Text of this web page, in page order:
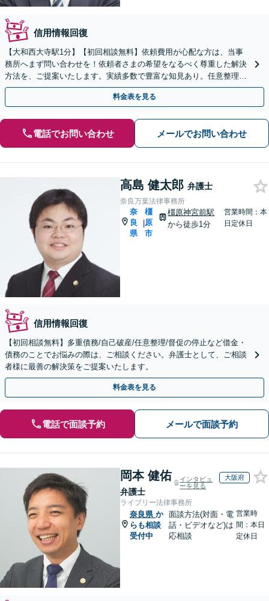
信用情報回復
【大和西大寺駅1分】【初回相談無料】依頼費用が心配な方は、当事
務所へまず問い合わせを！依頼者さまの希望をなるべく尊重した解決
方法を、ご提案いたします。実績多数で豊富な知見あり。任意整理／
自己破産など【休日・夜間対応可】
料金表を見る
電話でお問い合わせ メールでお問い合わせ
高島 健太郎 弁護士
奈良万葉法律事務所
奈
良
県
|
橿
原
市
橿原神宮前駅
から徒歩1分
営業時間：本
日定休日
信用情報回復
【初回相談無料】多重債務/自己破産/任意整理/督促の停止など借金・
債務のことでお悩みの際は、ご相談ください。弁護士として、ご相談
者様に最善の解決策をご提案いたします。
料金表を見る
電話で面談予約 メールで面談予約
岡本 健佑
弁護士
インタビュ
ーを見る
大阪府
ライブリー法律事務所
奈良県 か
らも相談
受付中
面談方法(対面・電
話・ビデオなど)は
応相談
営業時
間：本日
定休日